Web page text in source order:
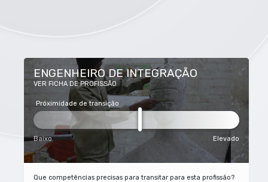
ENGENHEIRO DE INTEGRAÇÃO
VER FICHA DE PROFISSÃO
Próximidade de transição
Baixo Elevado
Que competências precisas para transitar para esta profissão?